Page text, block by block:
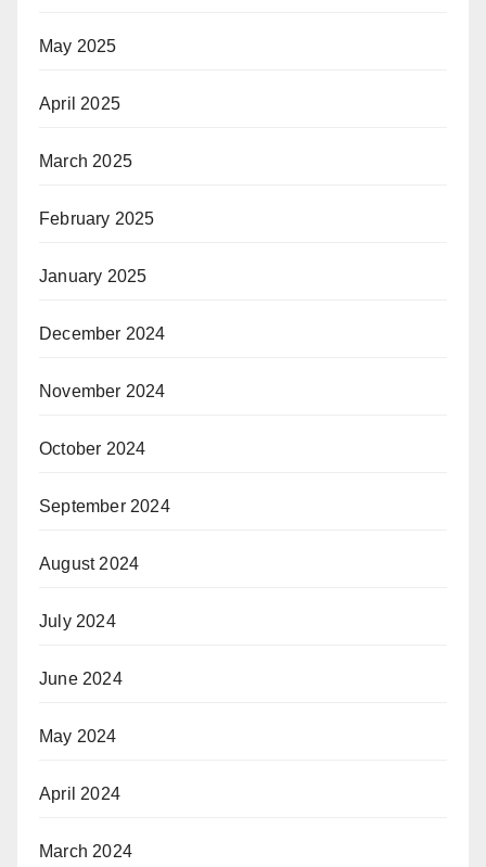
May 2025
April 2025
March 2025
February 2025
January 2025
December 2024
November 2024
October 2024
September 2024
August 2024
July 2024
June 2024
May 2024
April 2024
March 2024